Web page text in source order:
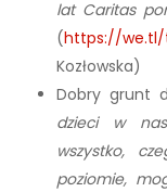
lat Caritas
(https://we.tl/
Kozłowska)
Dobry grunt
dzieci w
wszystko,
poziomie,